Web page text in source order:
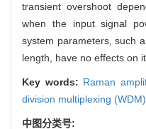
transient overshoot
when the input signal
system parameters, such
length, have no effects on
Key words: Raman
division multiplexing (WDM)
中图分类号: